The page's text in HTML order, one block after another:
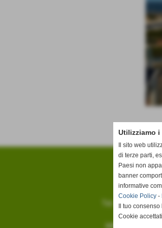
Tel. 0573
info@cis-spa.it
Utilizziamo i
Il sito web
di terze parti,
Paesi non
banner
informative
Cookie Policy -
Il tuo
Cookie